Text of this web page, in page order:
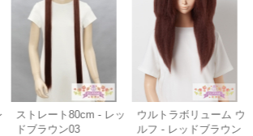
ッ
ウルトラボリューム ウ
ルフ - レッドブラウン
ベリーショート - レ
ドブラウン03